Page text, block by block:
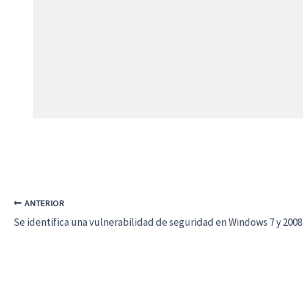
ANTERIOR
Se identifica una vulnerabilidad de seguridad en Windows 7 y 2008